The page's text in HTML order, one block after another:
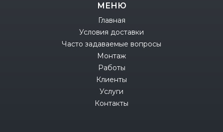
МЕНЮ
Главная
Условия доставки
Часто задаваемые вопросы
Монтаж
Работы
Клиенты
Услуги
Контакты